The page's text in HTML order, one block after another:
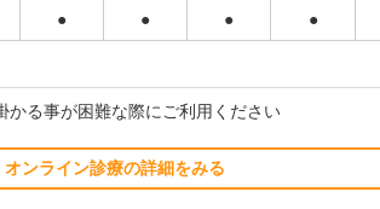
● ● ● ●
かる事が困難な際にご利用ください
オンライン診療の詳細をみる